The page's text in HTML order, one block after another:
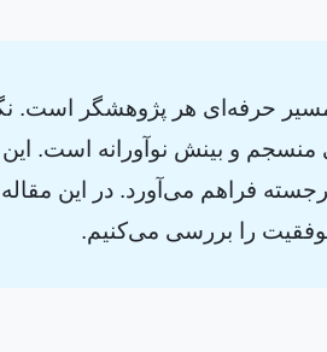
حرفه‌ای هر پژوهشگر است.
و بینش نوآورانه است.
فراهم می‌آورد. در این مقاله
را بررسی می‌کنیم.